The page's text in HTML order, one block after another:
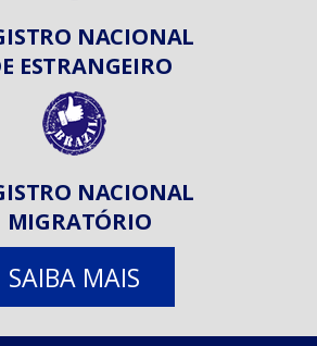
NACIONAL
ESTRANGEIRO
NACIONAL
MIGRATÓRIO
SAIBA MAIS